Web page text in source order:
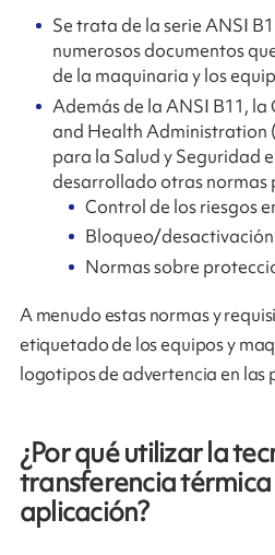
Se trata de la serie ANSI
numerosos documentos
de la maquinaria y los
Además de la ANSI B11,
and Health Administration
para la Salud y Seguridad
desarrollado otras normas
Control de los riesgos
Bloqueo/desactivación
Normas sobre
A menudo estas normas y
etiquetado de los equipos y
logotipos de advertencia en las
¿Por qué utilizar la
transferencia
aplicación?